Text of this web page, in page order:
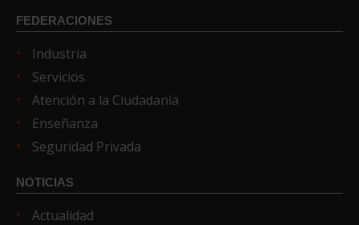
FEDERACIONES
Industria
Servicios
Atención a la Ciudadanía
Enseñanza
Seguridad Privada
NOTICIAS
Actualidad